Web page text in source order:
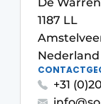
1187 LL
Nederland
+31